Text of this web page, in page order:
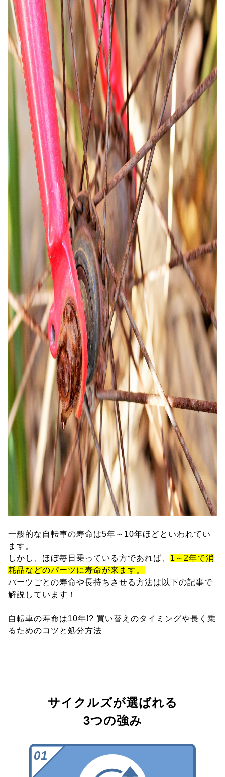
一般的な自転車の寿命は5年～10年ほどといわれてい
ます。
しかし、ほぼ毎日乗っている方であれば、 1～2年で消
耗品などのパーツに寿命が来ます。
パーツごとの寿命や長持ちさせる方法は以下の記事で
解説しています！
自転車の寿命は10年!? 買い替えのタイミングや長く乗
るためのコツと処分方法
サイクルズが選ばれる
3つの強み